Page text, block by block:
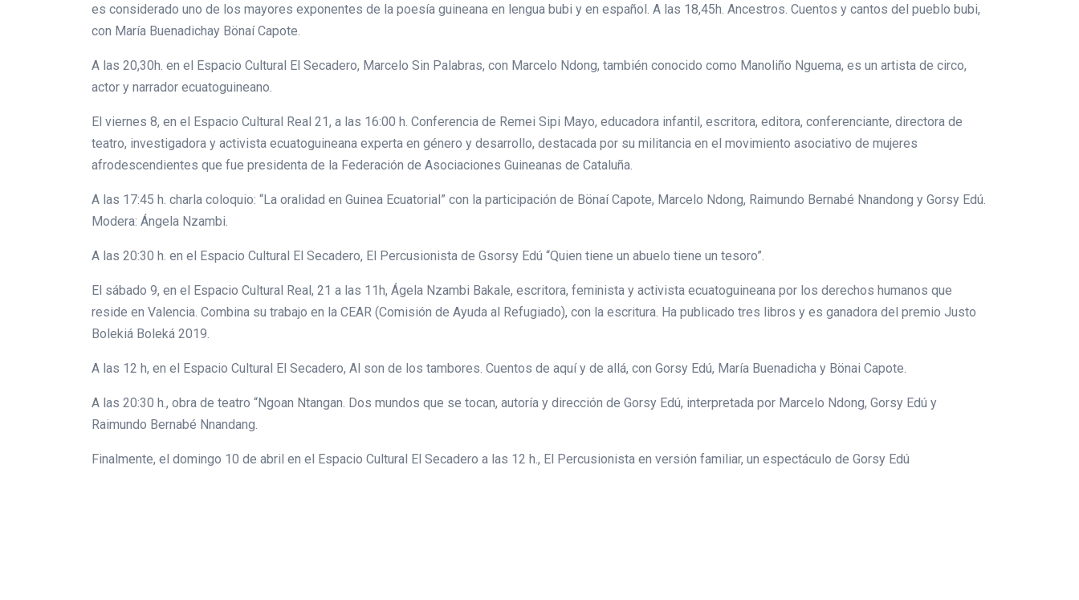
es considerado uno de los mayores exponentes de la poesía guineana en lengua bubi y en español. A las 18,45h. Ancestros. Cuentos y cantos del pueblo bubi,
con María Buenadichay Bönaí Capote.
A las 20,30h. en el Espacio Cultural El Secadero, Marcelo Sin Palabras, con Marcelo Ndong, también conocido como Manoliño Nguema, es un artista de circo,
actor y narrador ecuatoguineano.
El viernes 8, en el Espacio Cultural Real 21, a las 16:00 h. Conferencia de Remei Sipi Mayo, educadora infantil, escritora, editora, conferenciante, directora de
teatro, investigadora y activista ecuatoguineana experta en género y desarrollo, destacada por su militancia en el movimiento asociativo de mujeres
afrodescendientes que fue presidenta de la Federación de Asociaciones Guineanas de Cataluña.
A las 17:45 h. charla coloquio: “La oralidad en Guinea Ecuatorial” con la participación de Bönaí Capote, Marcelo Ndong, Raimundo Bernabé Nnandong y Gorsy Edú.
Modera: Ángela Nzambi.
A las 20:30 h. en el Espacio Cultural El Secadero, El Percusionista de Gsorsy Edú “Quien tiene un abuelo tiene un tesoro”.
El sábado 9, en el Espacio Cultural Real, 21 a las 11h, Ágela Nzambi Bakale, escritora, feminista y activista ecuatoguineana por los derechos humanos que
reside en Valencia. Combina su trabajo en la CEAR (Comisión de Ayuda al Refugiado), con la escritura. Ha publicado tres libros y es ganadora del premio Justo
Bolekiá Boleká 2019.
A las 12 h, en el Espacio Cultural El Secadero, Al son de los tambores. Cuentos de aquí y de allá, con Gorsy Edú, María Buenadicha y Bönai Capote.
A las 20:30 h., obra de teatro “Ngoan Ntangan. Dos mundos que se tocan, autoría y dirección de Gorsy Edú, interpretada por Marcelo Ndong, Gorsy Edú y
Raimundo Bernabé Nnandang.
Finalmente, el domingo 10 de abril en el Espacio Cultural El Secadero a las 12 h., El Percusionista en versión familiar, un espectáculo de Gorsy Edú